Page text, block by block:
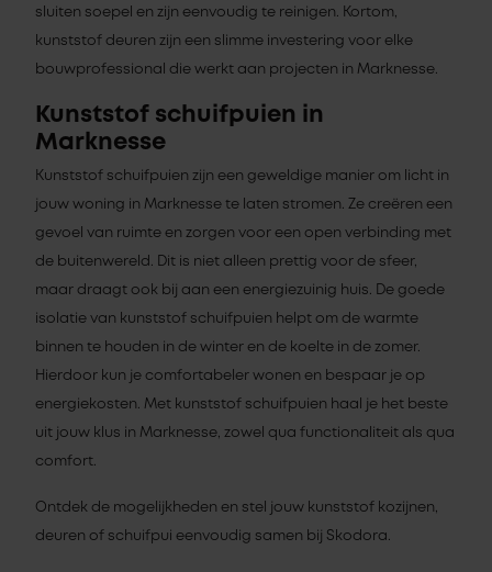
sluiten soepel en zijn eenvoudig te reinigen. Kortom,
kunststof deuren zijn een slimme investering voor elke
bouwprofessional die werkt aan projecten in Marknesse.
Kunststof schuifpuien in
Marknesse
Kunststof schuifpuien zijn een geweldige manier om licht in
jouw woning in Marknesse te laten stromen. Ze creëren een
gevoel van ruimte en zorgen voor een open verbinding met
de buitenwereld. Dit is niet alleen prettig voor de sfeer,
maar draagt ook bij aan een energiezuinig huis. De goede
isolatie van kunststof schuifpuien helpt om de warmte
binnen te houden in de winter en de koelte in de zomer.
Hierdoor kun je comfortabeler wonen en bespaar je op
energiekosten. Met kunststof schuifpuien haal je het beste
uit jouw klus in Marknesse, zowel qua functionaliteit als qua
comfort.
Ontdek de mogelijkheden en stel jouw kunststof kozijnen,
deuren of schuifpui eenvoudig samen bij Skodora.